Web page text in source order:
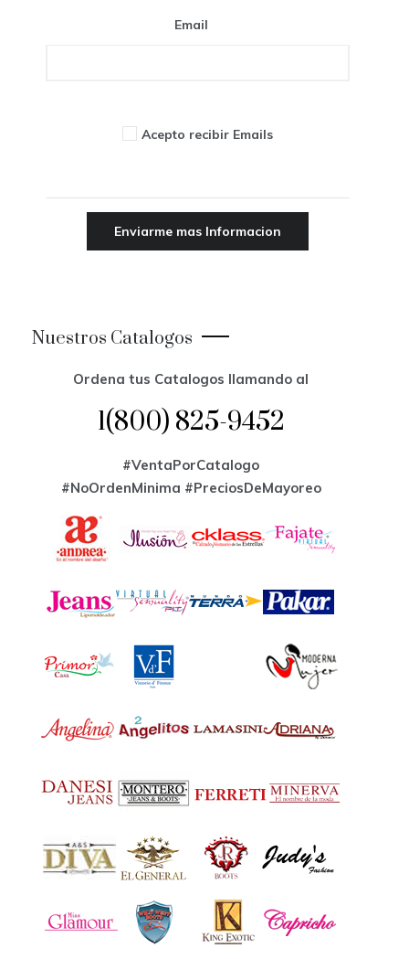
Email
Acepto recibir Emails
Nuestros Catalogos
Ordena tus Catalogos llamando al
1(800) 825-9452
#VentaPorCatalogo
#NoOrdenMinima #PreciosDeMayoreo